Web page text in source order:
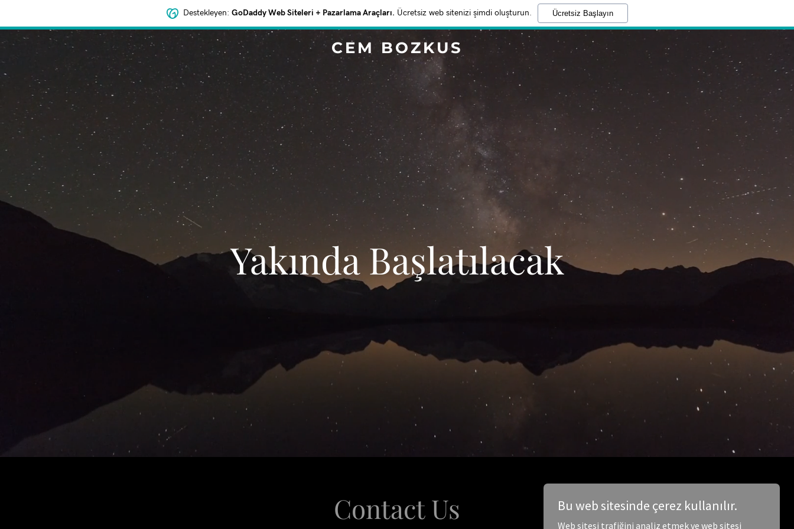
Destekleyen: GoDaddy Web Siteleri + Pazarlama Araçları. Ücretsiz web sitenizi şimdi oluşturun. Ücretsiz Başlayın
CEM BOZKUS
‌Yakında Başlatılacak
Contact Us Bu web sitesinde çerez kullanılır.
Web sitesi trafiğini analiz etmek ve web sitesi